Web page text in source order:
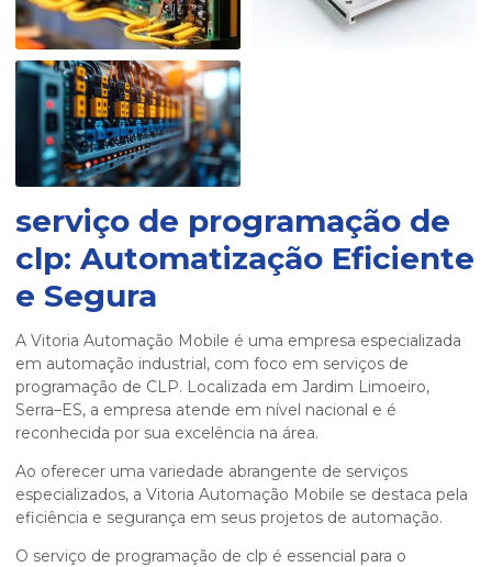
serviço de programação de
clp: Automatização Eficiente
e Segura
A Vitoria Automação Mobile é uma empresa especializada
em automação industrial, com foco em serviços de
programação de CLP. Localizada em Jardim Limoeiro,
Serra–ES, a empresa atende em nível nacional e é
reconhecida por sua excelência na área.
Ao oferecer uma variedade abrangente de serviços
especializados, a Vitoria Automação Mobile se destaca pela
eficiência e segurança em seus projetos de automação.
O serviço de programação de clp é essencial para o